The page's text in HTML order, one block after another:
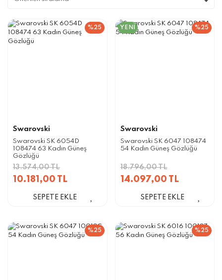
%25
Swarovski
Swarovski SK 6054D
108474 63 Kadın Güneş
Gözlüğü
13.574,00 TL
10.181,00 TL
SEPETE EKLE
%25
YENİ
Swarovski
Swarovski SK 6047 108474
54 Kadın Güneş Gözlüğü
18.796,00 TL
14.097,00 TL
SEPETE EKLE
%25 %25